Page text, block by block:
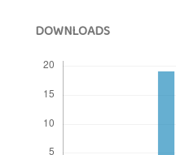
DOWNLOADS